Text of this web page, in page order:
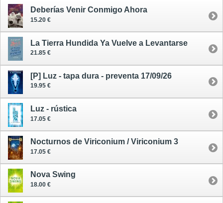
Deberías Venir Conmigo Ahora
15.20 €
La Tierra Hundida Ya Vuelve a Levantarse
21.85 €
[P] Luz - tapa dura - preventa 17/09/26
19.95 €
Luz - rústica
17.05 €
Nocturnos de Viriconium / Viriconium 3
17.05 €
Nova Swing
18.00 €